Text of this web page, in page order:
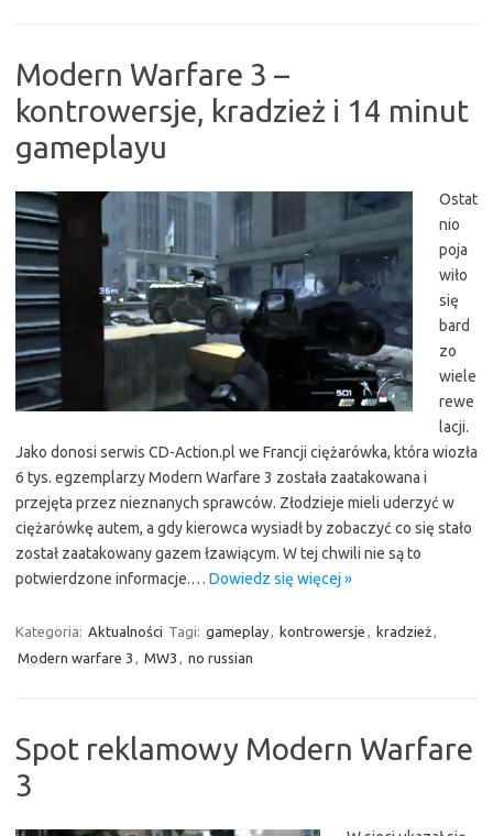
Modern Warfare 3 –
kontrowersje, kradzież i 14 minut
gameplayu
Ostat
nio
poja
wiło
się
bard
zo
wiele
rewe
lacji.
Jako donosi serwis CD-Action.pl we Francji ciężarówka, która wiozła
6 tys. egzemplarzy Modern Warfare 3 została zaatakowana i
przejęta przez nieznanych sprawców. Złodzieje mieli uderzyć w
ciężarówkę autem, a gdy kierowca wysiadł by zobaczyć co się stało
został zaatakowany gazem łzawiącym. W tej chwili nie są to
potwierdzone informacje.… Dowiedz się więcej »
Kategoria: Aktualności Tagi: gameplay kontrowersje kradzież
Modern warfare 3
MW3 no russian
Spot reklamowy Modern Warfare
3